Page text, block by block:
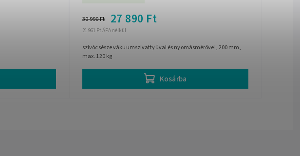
21 961 Ft ÁFA nélkül
30 990 Ft 27 890 Ft
Kosárba
szívócsésze vákuumszivattyúval és nyomásmérővel, 200 mm,
max. 120 kg